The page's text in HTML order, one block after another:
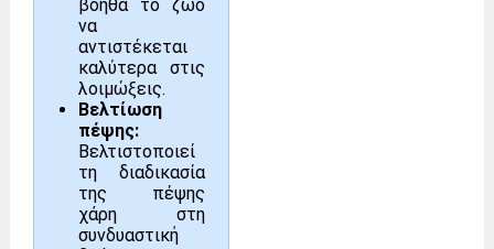
βοηθά το ζώο
να
αντιστέκεται
καλύτερα στις
λοιμώξεις.
Βελτίωση
πέψης:
Βελτιστοποιεί
τη διαδικασία
της πέψης
χάρη στη
συνδυαστική